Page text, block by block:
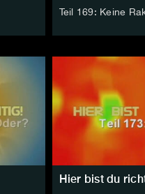
Teil 169: Keine
Hier bist du